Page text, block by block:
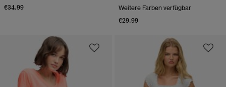
€34.99 Weitere Farben verfügbar
€29.99